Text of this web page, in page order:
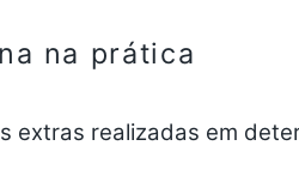
na prática
extras realizadas em